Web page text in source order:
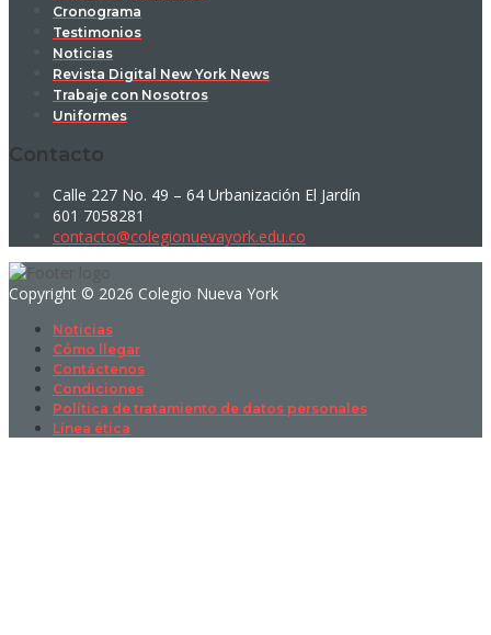
Cronograma
Testimonios
Noticias
Revista Digital New York News
Trabaje con Nosotros
Uniformes
Contacto
Calle 227 No. 49 – 64 Urbanización El Jardín
601 7058281
contacto@colegionuevayork.edu.co
Copyright © 2026 Colegio Nueva York
Noticias
Cómo llegar
Contáctenos
Condiciones
Política de tratamiento de datos personales
Línea ética